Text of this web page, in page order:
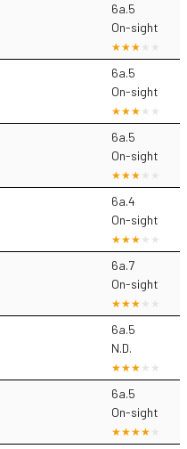
6a.5
On-sight
6a.5
On-sight
6a.5
On-sight
6a.4
On-sight
6a.7
On-sight
6a.5
N.D.
6a.5
On-sight